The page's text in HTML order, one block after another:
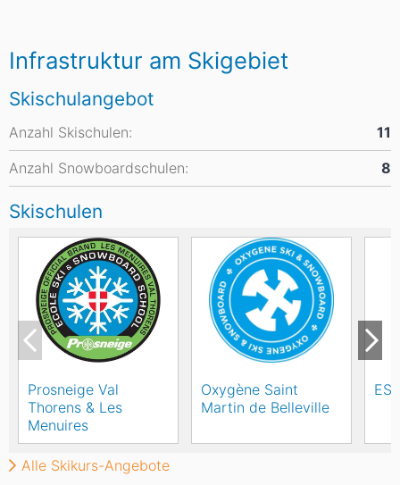
Infrastruktur am Skigebiet
Skischulangebot
Anzahl Skischulen:
11
Anzahl Snowboardschulen:
8
Skischulen
Prosneige Val
Thorens & Les
Menuires
Oxygène Saint
Martin de Belleville
Alle Skikurs-Angebote